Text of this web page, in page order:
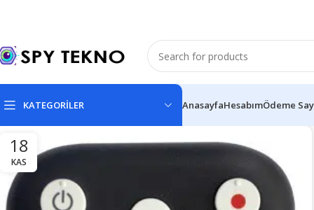
KATEGORİLER AnasayfaHesabımÖdeme
18
KAS